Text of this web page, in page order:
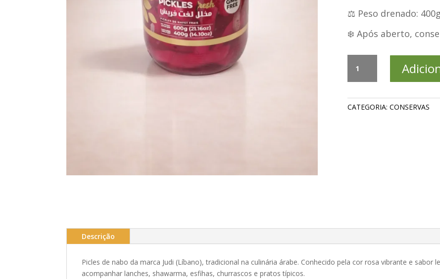
⚖️ Peso drenado: 400g
❄️ Após aberto,
Nabo
–
CATEGORIA: CONSERVAS
Descrição
Picles de nabo da marca Judi (Líbano), tradicional na culinária árabe. Conhecido pela cor rosa vibrante e
acompanhar lanches, shawarma, esfihas, churrascos e pratos típicos.